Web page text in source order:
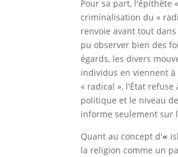
Pour sa part, l'épithète
criminalisation du «
renvoie avant tout
pu observer bien des
égards, les divers
individus en viennent
« radical », l'État
politique et le niveau
informe seulement sur
Quant au concept d'«
la religion comme un